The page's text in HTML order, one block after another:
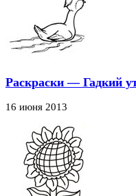
Раскраски — Гадкий
16 июня 2013